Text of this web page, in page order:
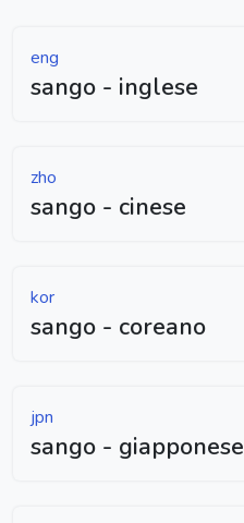
eng
sango - inglese
zho
sango - cinese
kor
sango - coreano
jpn
sango - giapponese